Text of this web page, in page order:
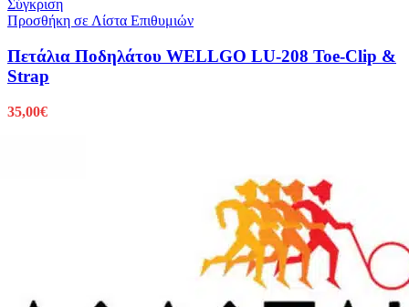
Σύγκριση
Προσθήκη σε Λίστα Επιθυμιών
Πετάλια Ποδηλάτου WELLGO LU-208 Toe-Clip &
Strap
35,00€